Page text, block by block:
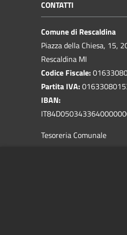
CONTATTI
Comune di Rescaldina
Piazza della Chiesa, 15,
Rescaldina MI
Codice Fiscale:
Partita IVA:
IBAN:
Tesoreria Comunale